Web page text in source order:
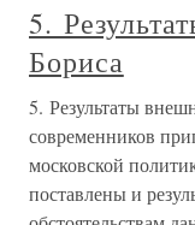
5.
Бориса
5. Результаты
современников
московской
поставлены и